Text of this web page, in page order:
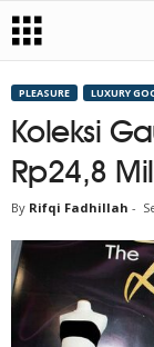
PLEASURE LUXURY
Koleksi
Rp24,8
By Rifqi Fadhillah -